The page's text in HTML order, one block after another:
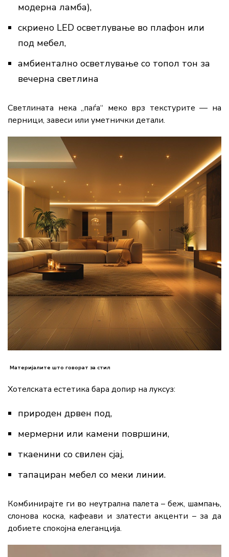
модерна ламба),
скриено LED осветлување во плафон или
под мебел,
амбиентално осветлување со топол тон за
вечерна светлина
Светлината нека „паѓа“ меко врз текстурите — на
перници, завеси или уметнички детали.
Материјалите што говорат за стил
Хотелската естетика бара допир на луксуз:
природен дрвен под,
мермерни или камени површини,
ткаенини со свилен сјај,
тапациран мебел со меки линии.
Комбинирајте ги во неутрална палета – беж, шампањ,
слонова коска, кафеави и златести акценти – за да
добиете спокојна елеганција.